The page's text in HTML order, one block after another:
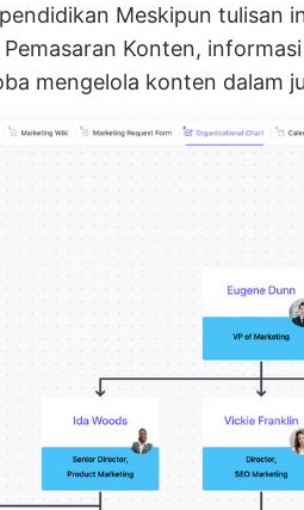
Meskipun tulisan
Konten,
mengelola konten dalam